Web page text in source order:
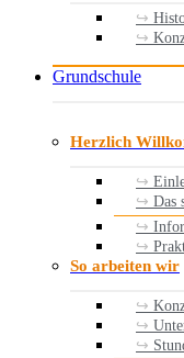
Grundschule
Herzlich
Das
So arbeiten wir